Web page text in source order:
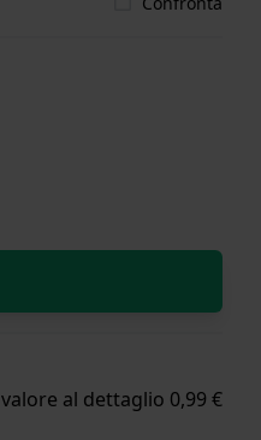
valore al dettaglio 0,99 €